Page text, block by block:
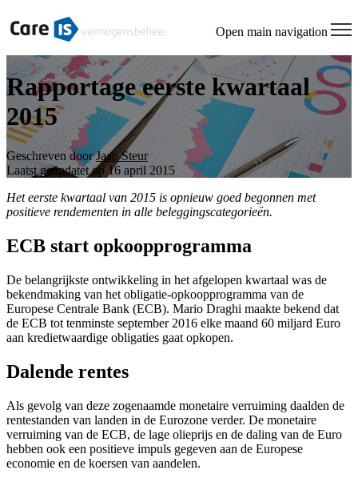
Open main navigation
Rapportage eerste kwartaal
2015
Geschreven doorJaap Steur
Laatst geüpdatet op 16 april 2015
Het eerste kwartaal van 2015 is opnieuw goed begonnen met
positieve rendementen in alle beleggingscategorieën.
ECB start opkoopprogramma
De belangrijkste ontwikkeling in het afgelopen kwartaal was de
bekendmaking van het obligatie-opkoopprogramma van de
Europese Centrale Bank (ECB). Mario Draghi maakte bekend dat
de ECB tot tenminste september 2016 elke maand 60 miljard Euro
aan kredietwaardige obligaties gaat opkopen.
Dalende rentes
Als gevolg van deze zogenaamde monetaire verruiming daalden de
rentestanden van landen in de Eurozone verder. De monetaire
verruiming van de ECB, de lage olieprijs en de daling van de Euro
hebben ook een positieve impuls gegeven aan de Europese
economie en de koersen van aandelen.